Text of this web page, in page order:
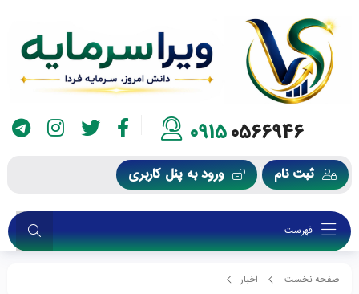
09150566946
ثبت نام ورود به پنل کاربری
فهرست
صفحه نخست اخبار